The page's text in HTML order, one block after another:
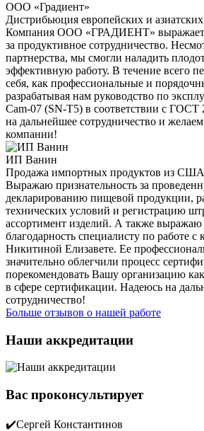
ООО «Градиент»
Дистрибьюция европейских и азиатских
Компания ООО «ГРАДИЕНТ» выражает
за продуктивное сотрудничество.
партнерства, мы смогли наладить
эффективную работу. В течение всего
себя, как профессиональные и
разрабатывая нам руководство по
Cam-07 (SN-T5) в соответствии с ГОСТ
на дальнейшее сотрудничество и
компании!
ИП Ванин
Продажа импортных продуктов из США
Выражаю признательность за
декларированию пищевой продукции,
технических условий и регистрацию
ассортимент изделий. А также
благодарность специалисту по работе с
Никитиной Елизавете. Ее
значительно облегчили процесс
порекомендовать Вашу организацию
в сфере сертификации. Надеюсь на
сотрудничество!
Больше отзывов о нашей работе
Наши аккредитации
Вас проконсультирует
✔️Сергей Константинов